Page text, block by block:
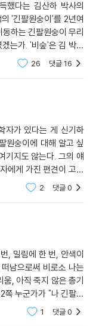
미진진한 모험담이 열
그림들과 함께 풍성하
절부터 야생에서의 삶
에서 가장 치열한 생명
어 탄생하고 때로는
지금 만나 보자.
구눙할라문 국립 공
의 밀림 모험기를 담은
사 학위를 받은 저자
으로 인도네시아 열대
하였다. 2년 여간의 관
여자 대학교 에코 과
우림을 방문, 후배 연
.
했다는 김산하 박사의
의 '긴팔원숭이'를 2년여
하는 긴팔원숭이 무리
는가. '비숲'은 김 박사
이다. 숲에 들어가면 무
26 댓글16
자가 있다는 게 신기하
원숭이에 대해 알고 싶
기지도 않는다. 그의 얘
에게 가진 편견이 고스
상의 관찰기를 원했기
2 댓글0
, 밀림에 한 번, 안색이
남으로써 비로소 나는
, 아직 죽지 않은 총기
원
의 지인들처럼 나 역
1 댓글0